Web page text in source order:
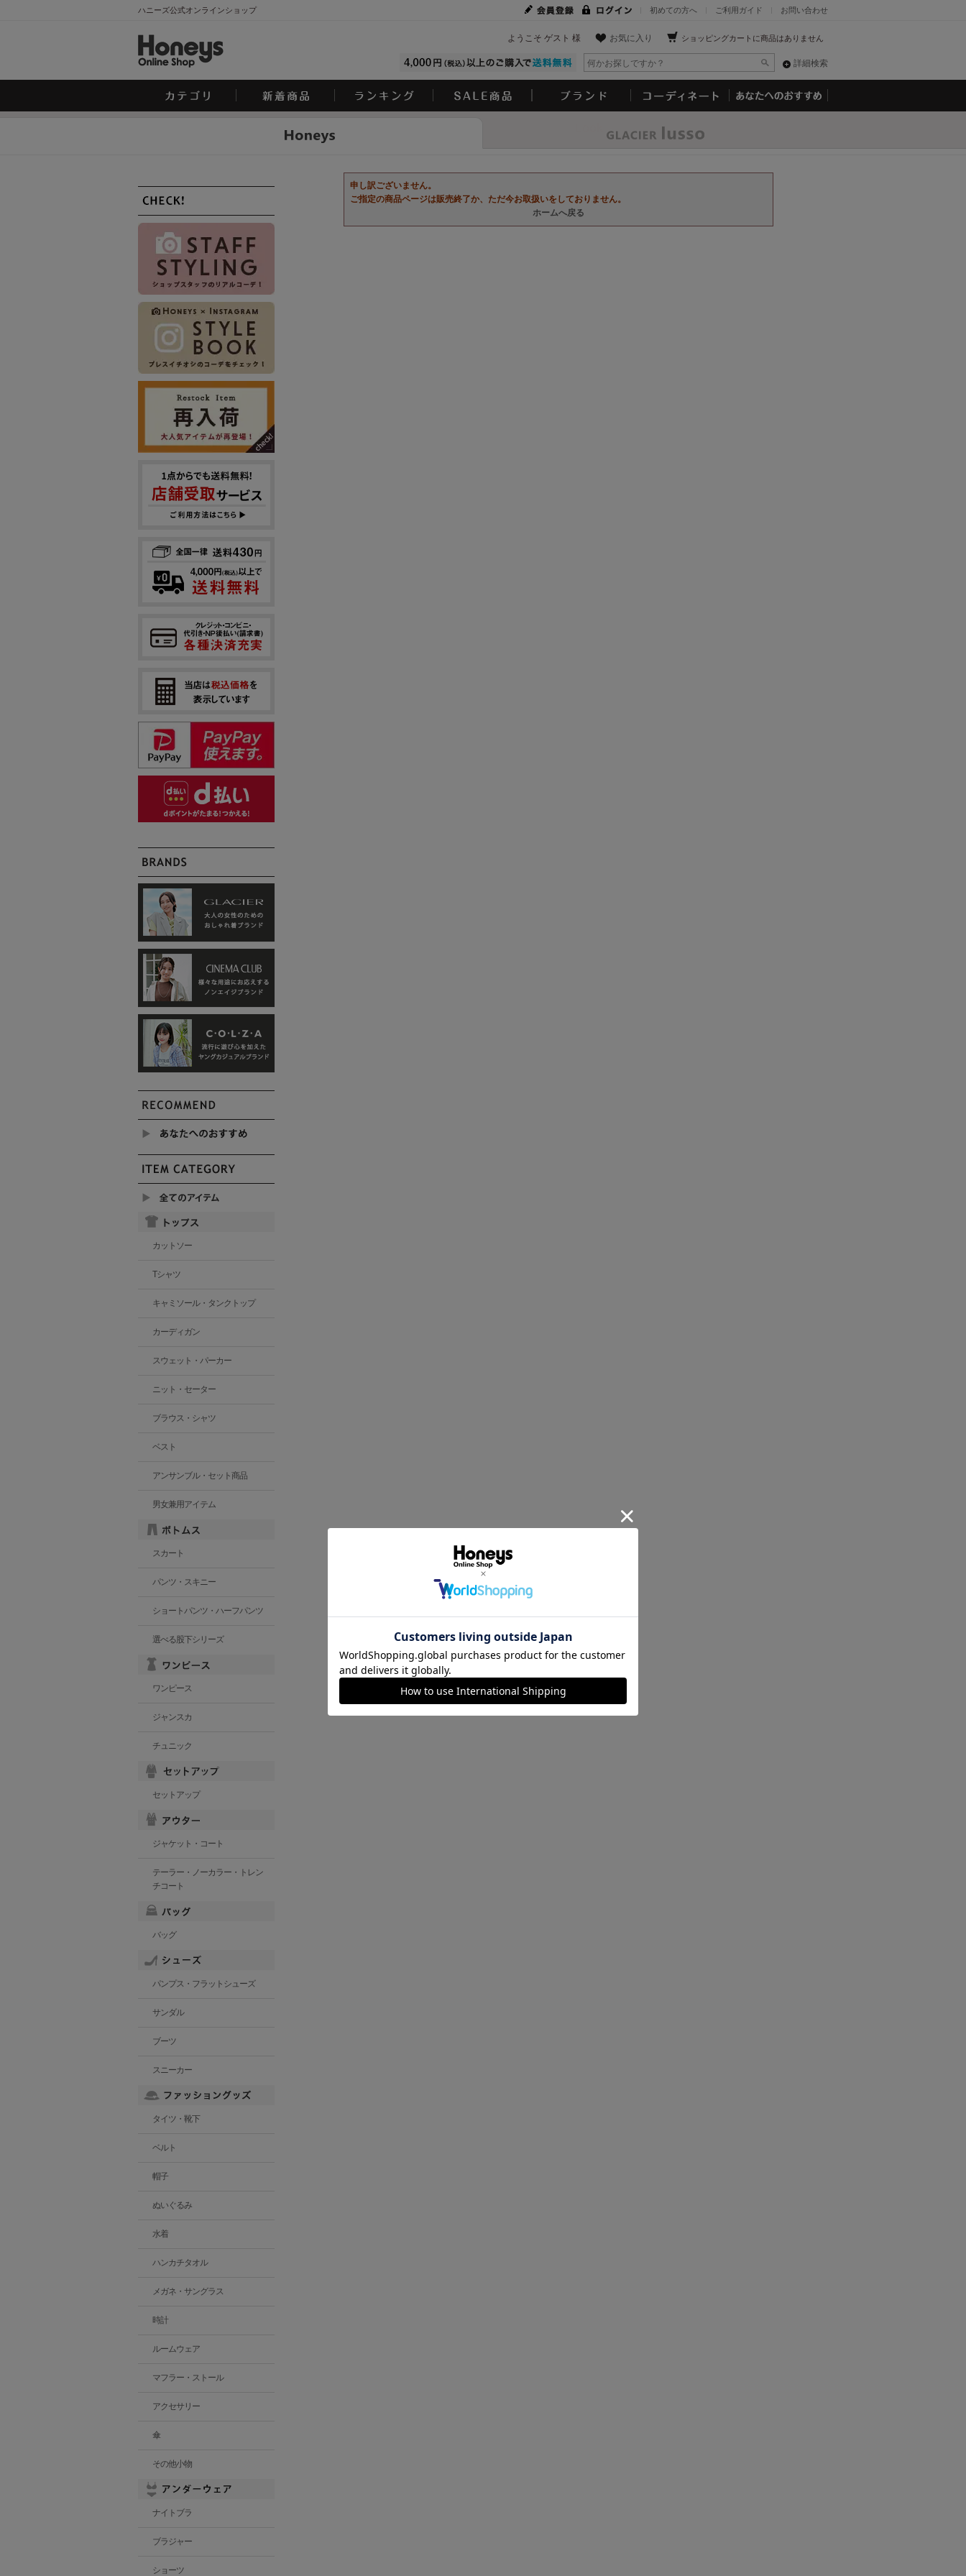
ハニーズ公式オンラインショップ お問い合わせ
ご利用ガイド
初めての方へ
ショッピングカートに商品はありません
お気に入り
ようこそ ゲスト 様
詳細検索
申し訳ございません。
ご指定の商品ページは販売終了か、ただ今お取扱いをしておりません。
ホームへ戻る
カットソー
Tシャツ
キャミソール・タンクトップ
カーディガン
スウェット・パーカー
ニット・セーター
ブラウス・シャツ
ベスト
アンサンブル・セット商品
男女兼用アイテム
スカート
パンツ・スキニー
ショートパンツ・ハーフパンツ
選べる股下シリーズ
ワンピース
ジャンスカ
チュニック
セットアップ
ジャケット・コート
テーラー・ノーカラー・トレン
チコート
バッグ
パンプス・フラットシューズ
サンダル
ブーツ
スニーカー
タイツ・靴下
ベルト
帽子
ぬいぐるみ
水着
ハンカチタオル
メガネ・サングラス
時計
ルームウェア
マフラー・ストール
アクセサリー
傘
その他小物
ナイトブラ
ブラジャー
ショーツ